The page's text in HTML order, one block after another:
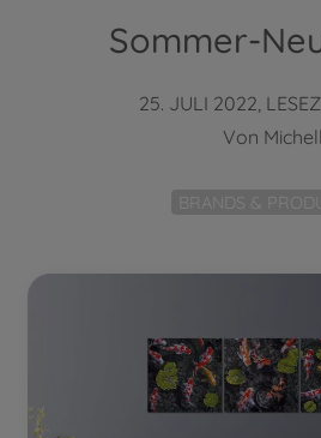
Sommer-
25. JULI 2022,
Von
BRANDS &